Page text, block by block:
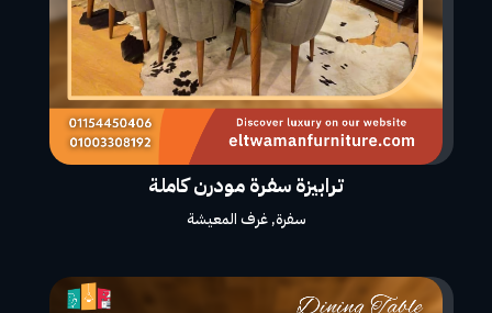
ترابيزة سفرة مودرن كاملة
سفرة,غرف المعيشة